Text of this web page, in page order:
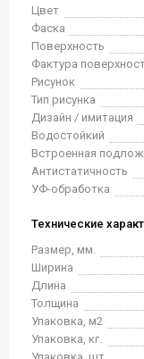
Цвет
Фаска
Поверхность
Фактура
Рисунок
Тип рисунка
Дизайн / имитация
Водостойкий
Встроенная
Антистатичность
УФ-обработка
Технические
Размер, мм.
Ширина
Длина
Толщина
Упаковка, м2
Упаковка, кг.